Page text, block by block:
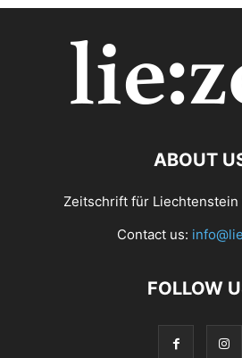
ABOUT
Zeitschrift für Liechtenstein
Contact us:
FOLLOW